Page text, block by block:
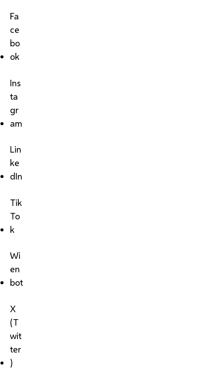
Fa
ce
bo
ok
Ins
ta
gr
am
Lin
ke
dIn
Tik
To
k
Wi
en
bot
X
(T
wit
ter
)